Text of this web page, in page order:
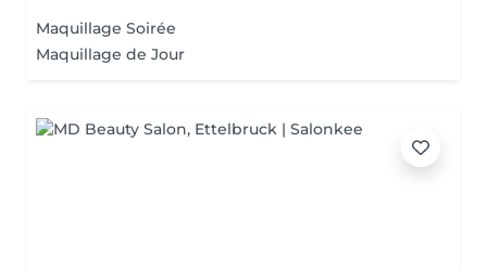
Maquillage Soirée
Maquillage de Jour